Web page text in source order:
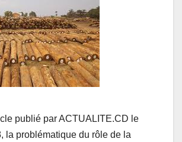
publié par ACTUALITE.CD le
la problématique du rôle de la